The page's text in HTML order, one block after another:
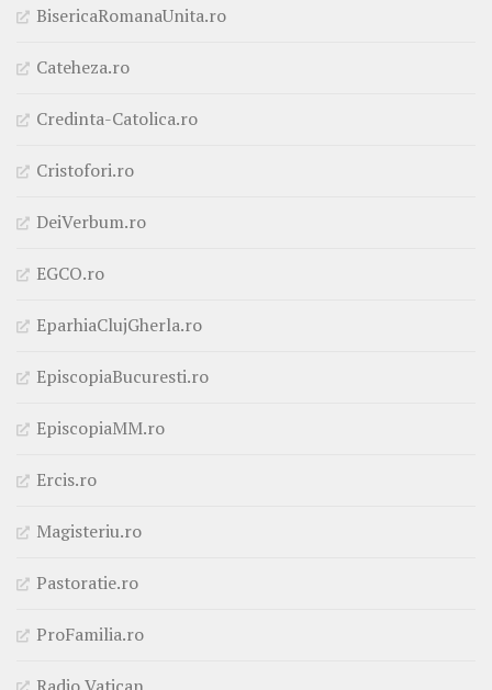
BisericaRomanaUnita.ro
Cateheza.ro
Credinta-Catolica.ro
Cristofori.ro
DeiVerbum.ro
EGCO.ro
EparhiaClujGherla.ro
EpiscopiaBucuresti.ro
EpiscopiaMM.ro
Ercis.ro
Magisteriu.ro
Pastoratie.ro
ProFamilia.ro